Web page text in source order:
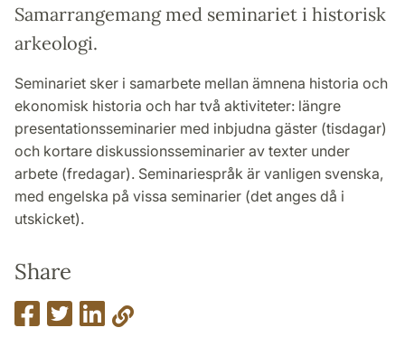
Samarrangemang med seminariet i historisk
arkeologi.
Seminariet sker i samarbete mellan ämnena historia och
ekonomisk historia och har två aktiviteter: längre
presentationsseminarier med inbjudna gäster (tisdagar)
och kortare diskussionsseminarier av texter under
arbete (fredagar). Seminariespråk är vanligen svenska,
med engelska på vissa seminarier (det anges då i
utskicket).
Share